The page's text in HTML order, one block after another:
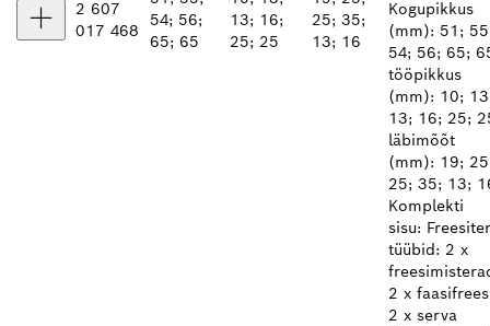
2 607
017 468
54; 56;
65; 65
13; 16;
25; 25
25; 35;
13; 16
Kogupikkus
(mm): 51;
54; 56; 65;
tööpikkus
(mm): 10;
13; 16; 25;
läbimõõt
(mm): 19;
25; 35; 13;
Komplekti
sisu:
tüübid: 2 x
2 x
2 x serva